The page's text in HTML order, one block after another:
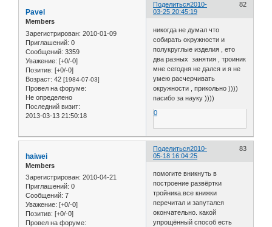
Поделиться 82
2010-
03-25 20:45:19
Pavel
Members
Зарегистрирован: 2010-01-09
Приглашений: 0
Сообщений: 3359
Уважение: [+0/-0]
Позитив: [+0/-0]
Возраст: 42 [1984-07-03]
Провел на форуме:
Не определено
Последний визит:
2013-03-13 21:50:18
никогда не думал что
собирать окружности и
полукруглые изделия , ето
два разных занятия , троиник
мне сегодня не дался и я не
умею расчерчивать
окружности , прикольно ))))
пасибо за науку ))))
0
Поделиться 83
2010-
05-18 16:04:25
haiwei
Members
Зарегистрирован: 2010-04-21
Приглашений: 0
Сообщений: 7
Уважение: [+0/-0]
Позитив: [+0/-0]
Провел на форуме:
помогите вникнуть в
построение развёртки
тройника.все книжки
перечитал и запутался
окончательно. какой
упрощённый способ есть